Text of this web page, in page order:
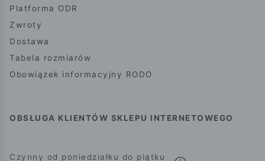
Platforma ODR
Zwroty
Dostawa
Tabela rozmiarów
Obowiązek informacyjny RODO
OBSŁUGA KLIENTÓW SKLEPU INTERNETOWEGO
Czynny od poniedziałku do piątku